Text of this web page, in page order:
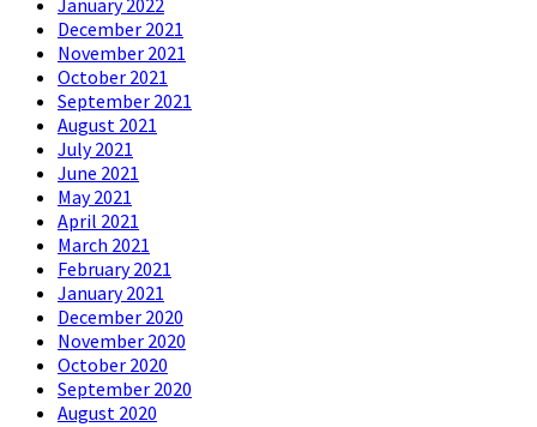
January 2022
December 2021
November 2021
October 2021
September 2021
August 2021
July 2021
June 2021
May 2021
April 2021
March 2021
February 2021
January 2021
December 2020
November 2020
October 2020
September 2020
August 2020